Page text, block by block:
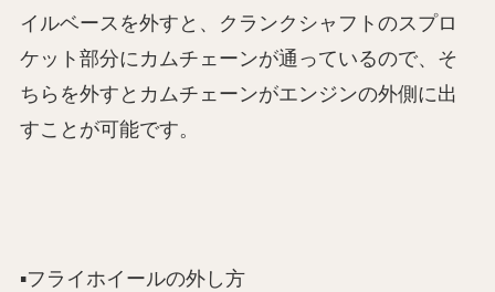
イルベースを外すと、クランクシャフトのスプロ
ケット部分にカムチェーンが通っているので、そ
ちらを外すとカムチェーンがエンジンの外側に出
すことが可能です。
▪️フライホイールの外し方